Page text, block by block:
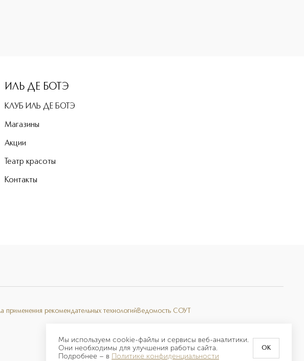
Мы используем cookie-файлы и сервисы веб-аналитики.
Они необходимы для улучшения работы сайта.
Подробнее – в Политике конфиденциальности
OK
ИЛЬ ДЕ БОТЭ
КЛУБ ИЛЬ ДЕ БОТЭ
Магазины
Акции
Театр красоты
Контакты
применения рекомендательных технологий Ведомость СОУТ